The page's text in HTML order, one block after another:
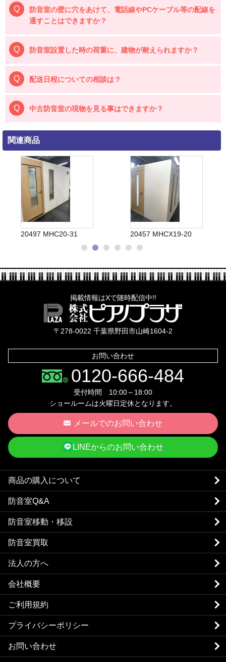
防音室の壁に穴をあけて、電話線やPCケーブル等の配線を
通すことはできますか？
防音室設置した時の荷重に、建物が耐えられますか？
配送日程についての相談は？
中古防音室の現物を見る事はできますか？
関連商品
20497 MHC20-31 20457 MHCX19-20
掲載情報はXで随時配信中!!
〒278-0022 千葉県野田市山崎1604-2
お問い合わせ
0120-666-484
受付時間 10:00～18:00
ショールームは火曜日定休となります。
メールでのお問い合わせ
LINEからのお問い合わせ
商品の購入について
防音室Q&A
防音室移動・移設
防音室買取
法人の方へ
会社概要
ご利用規約
プライバシーポリシー
お問い合わせ